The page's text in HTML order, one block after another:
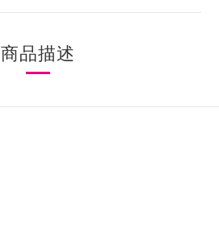
商品描述